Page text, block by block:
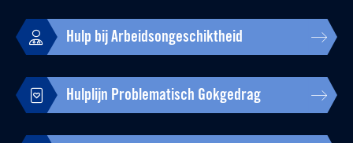
Hulp bij Arbeidsongeschiktheid
Hulplijn Problematisch Gokgedrag